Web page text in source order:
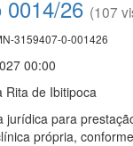
0014/26 (107
3159407-0-001426
00:00
Rita de Ibitipoca
jurídica para
própria,